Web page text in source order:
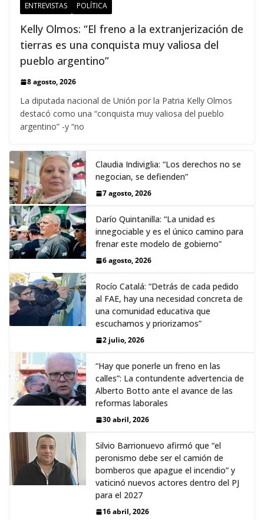
ENTREVISTAS POLÍTICA
Kelly Olmos: “El freno a la extranjerización de
tierras es una conquista muy valiosa del
pueblo argentino”
8 agosto, 2026
La diputada nacional de Unión por la Patria Kelly Olmos
destacó como una “conquista muy valiosa del pueblo
argentino” -y “no
Claudia Indiviglia: “Los derechos no se
negocian, se defienden”
7 agosto, 2026
Darío Quintanilla: “La unidad es
innegociable y es el único camino para
frenar este modelo de gobierno”
6 agosto, 2026
Rocío Catalá: “Detrás de cada pedido
al FAE, hay una necesidad concreta de
una comunidad educativa que
escuchamos y priorizamos”
2 julio, 2026
“Hay que ponerle un freno en las
calles”: La contundente advertencia de
Alberto Botto ante el avance de las
reformas laborales
30 abril, 2026
Silvio Barrionuevo afirmó que “el
peronismo debe ser el camión de
bomberos que apague el incendio” y
vaticinó nuevos actores dentro del PJ
para el 2027
16 abril, 2026